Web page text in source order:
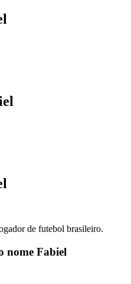
de futebol brasileiro.
nome Fabiel